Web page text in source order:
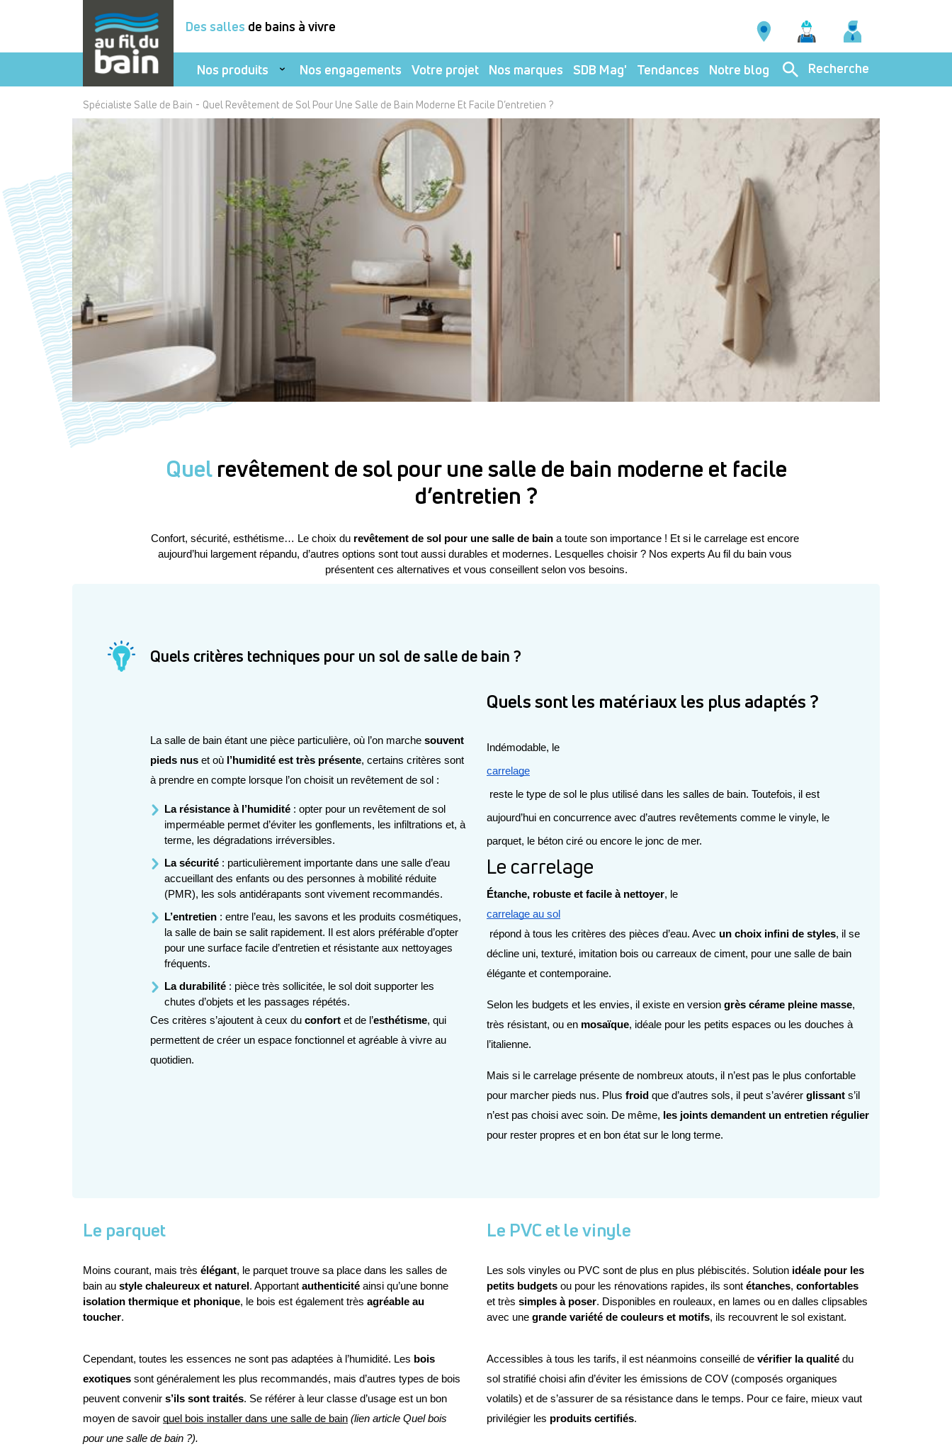
Des salles de bains à vivre
Nos produits Nos engagements Votre projet Nos marques SDB Mag' Tendances Notre blog Recherche
Spécialiste Salle de Bain - Quel Revêtement de Sol Pour Une Salle de Bain Moderne Et Facile D’entretien ?
Quelrevêtement de sol pour une salle de bain moderne et facile
d’entretien ?
Confort, sécurité, esthétisme… Le choix du revêtement de sol pour une salle de bain a toute son importance ! Et si le carrelage est encore
aujourd’hui largement répandu, d’autres options sont tout aussi durables et modernes. Lesquelles choisir ? Nos experts Au fil du bain vous
présentent ces alternatives et vous conseillent selon vos besoins.
Quels critères techniques pour un sol de salle de bain ?
La salle de bain étant une pièce particulière, où l’on marche souvent
pieds nus et où l’humidité est très présente, certains critères sont
à prendre en compte lorsque l’on choisit un revêtement de sol :
La résistance à l’humidité : opter pour un revêtement de sol
imperméable permet d’éviter les gonflements, les infiltrations et, à
terme, les dégradations irréversibles.
La sécurité : particulièrement importante dans une salle d’eau
accueillant des enfants ou des personnes à mobilité réduite
(PMR), les sols antidérapants sont vivement recommandés.
L’entretien : entre l’eau, les savons et les produits cosmétiques,
la salle de bain se salit rapidement. Il est alors préférable d’opter
pour une surface facile d’entretien et résistante aux nettoyages
fréquents.
La durabilité : pièce très sollicitée, le sol doit supporter les
chutes d’objets et les passages répétés.
Ces critères s’ajoutent à ceux du confort et de l’esthétisme, qui
permettent de créer un espace fonctionnel et agréable à vivre au
quotidien.
Quels sont les matériaux les plus adaptés ?
Indémodable, le
carrelage
aujourd’hui en concurrence avec d’autres revêtements comme le vinyle, le
parquet, le béton ciré ou encore le jonc de mer.
Le carrelage
Étanche, robuste et facile à nettoyer, le
carrelage au sol
répond à tous les critères des pièces d’eau. Avec un choix infini de styles, il se
décline uni, texturé, imitation bois ou carreaux de ciment, pour une salle de bain
élégante et contemporaine.
Selon les budgets et les envies, il existe en version grès cérame pleine masse,
très résistant, ou en mosaïque, idéale pour les petits espaces ou les douches à
l’italienne.
Mais si le carrelage présente de nombreux atouts, il n’est pas le plus confortable
pour marcher pieds nus. Plus froid que d’autres sols, il peut s’avérer glissant s’il
n’est pas choisi avec soin. De même, les joints demandent un entretien régulier
pour rester propres et en bon état sur le long terme.
Le parquet Le PVC et le vinyle
Moins courant, mais très élégant, le parquet trouve sa place dans les salles de
bain au style chaleureux et naturel. Apportant authenticité
isolation thermique et phonique, le bois est également très agréable au
toucher.
Cependant, toutes les essences ne sont pas adaptées à l’humidité. Les bois
exotiques sont généralement les plus recommandés, mais d’autres types de bois
peuvent convenir s’ils sont traités. Se référer à leur classe d’usage est un bon
moyen de savoir quel bois installer dans une salle de bain (lien article Quel bois
pour une salle de bain ?).
Les sols vinyles ou PVC sont de plus en plus plébiscités. Solution idéale pour les
petits budgets ou pour les rénovations rapides, ils sont étanches,
et très simples à poser. Disponibles en rouleaux, en lames ou en dalles clipsables
avec une grande variété de couleurs et motifs, ils recouvrent le sol existant.
Accessibles à tous les tarifs, il est néanmoins conseillé de vérifier la qualité du
sol stratifié choisi afin d’éviter les émissions de COV (composés organiques
volatils) et de s’assurer de sa résistance dans le temps. Pour ce faire, mieux vaut
privilégier les produits certifiés.